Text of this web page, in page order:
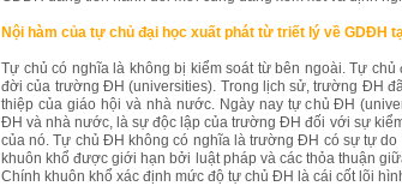
Nội hàm của tự chủ đại học xuất phát từ triết lý về GDĐH
Tự chủ có nghĩa là không bị kiểm soát từ bên ngoài. Tự
đời của trường ĐH (universities). Trong lịch sử, trường ĐH
thiệp của giáo hội và nhà nước. Ngày nay tự chủ ĐH
ĐH và nhà nước, là sự độc lập của trường ĐH đối với sự
của nó. Tự chủ ĐH không có nghĩa là trường ĐH có sự tự
khuôn khổ được giới hạn bởi luật pháp và các thỏa thuận
Chính khuôn khổ xác định mức độ tự chủ ĐH là cái cốt lõi